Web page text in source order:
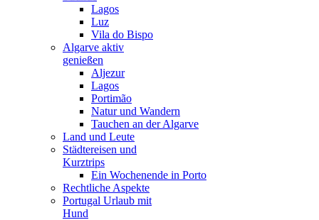
Lagos
Luz
Vila do Bispo
Algarve aktiv
genießen
Aljezur
Lagos
Portimão
Natur und Wandern
Tauchen an der Algarve
Land und Leute
Städtereisen und
Kurztrips
Ein Wochenende in Porto
Rechtliche Aspekte
Portugal Urlaub mit
Hund